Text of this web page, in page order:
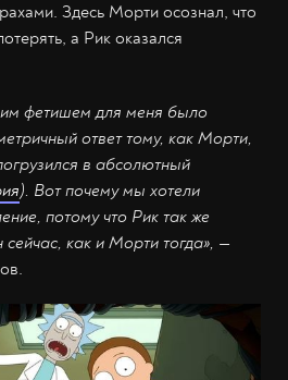
Здесь Морти осознал, что
а Рик оказался
фетишем для меня было
ответ тому, как Морти,
в абсолютный
). Вот почему мы хотели
потому что Рик так же
как и Морти тогда», —